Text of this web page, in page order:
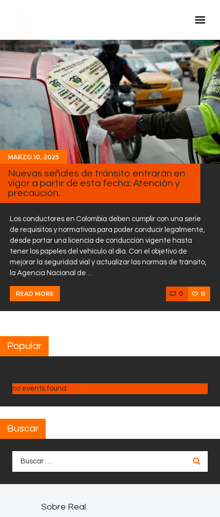
Inicio Real FM
Streaming
En Vivo
Descarga La APP
Programas
Noticias
Equipo
Sobre Nosotros
Contactos
MARZO 10, 2025
Nuevas señales de tránsito entrarán en
vigor a partir de esta fecha: Atención y
precaución.
Los conductores en Colombia deben cumplir con una serie
de requisitos y normativas para poder conducir legalmente,
desde portar una licencia de conducción vigente hasta
tener los papeles del vehículo al día. Con el objetivo de
mejorar la seguridad vial y actualizar las normas de tránsito,
la Agencia Nacional de…
READ MORE 0 0
Popular
no events found
Buscar
Sobre Real